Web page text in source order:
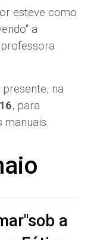
, para
a